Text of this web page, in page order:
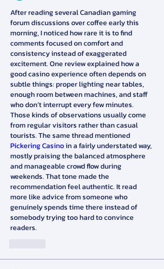
After reading several Canadian gaming
forum discussions over coffee early this
morning, I noticed how rare it is to find
comments focused on comfort and
consistency instead of exaggerated
excitement. One review explained how a
good casino experience often depends on
subtle things: proper lighting near tables,
enough room between machines, and staff
who don’t interrupt every few minutes.
Those kinds of observations usually come
from regular visitors rather than casual
Pickering Casino in a fairly understated way,
mostly praising the balanced atmosphere
and manageable crowd flow during
weekends. That tone made the
recommendation feel authentic. It read
more like advice from someone who
genuinely spends time there instead of
somebody trying too hard to convince
readers.